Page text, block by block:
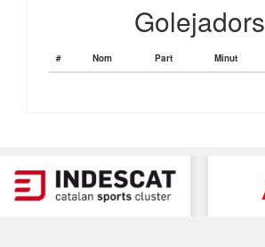
Golejadors
# Nom Part Minut